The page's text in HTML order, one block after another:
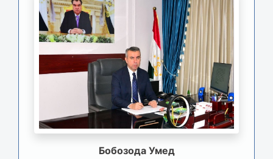
Бобозода Умед